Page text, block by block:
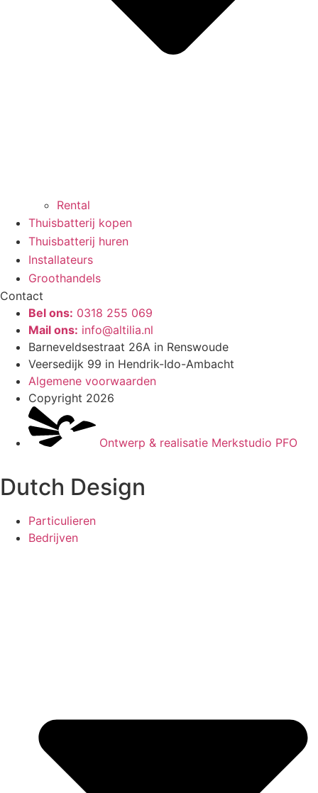
Rental
Thuisbatterij kopen
Thuisbatterij huren
Installateurs
Groothandels
Contact
Bel ons: 0318 255 069
Mail ons: info@altilia.nl
Barneveldsestraat 26A in Renswoude
Veersedijk 99 in Hendrik-Ido-Ambacht
Algemene voorwaarden
Copyright 2026
Ontwerp & realisatie Merkstudio PFO
Dutch Design
Particulieren
Bedrijven